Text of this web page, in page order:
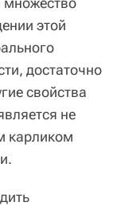
этой
достаточно
свойства
не
карликом